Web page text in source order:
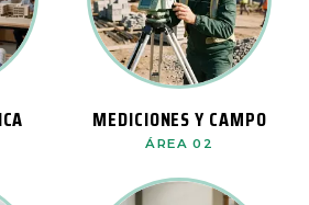
MEDICIONES Y CAMPO
ÁREA 02